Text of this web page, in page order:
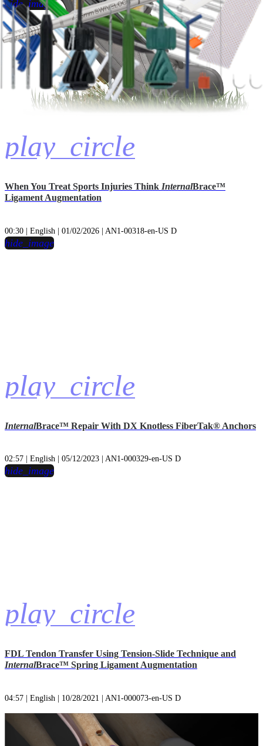
play_circle
hide_image
When You Treat Sports Injuries Think InternalBrace™
Ligament Augmentation
00:30 | English | 01/02/2026 | AN1-00318-en-US D
play_circle
hide_image
InternalBrace™ Repair With DX Knotless FiberTak® Anchors
02:57 | English | 05/12/2023 | AN1-000329-en-US D
play_circle
hide_image
FDL Tendon Transfer Using Tension-Slide Technique and
InternalBrace™ Spring Ligament Augmentation
04:57 | English | 10/28/2021 | AN1-000073-en-US D